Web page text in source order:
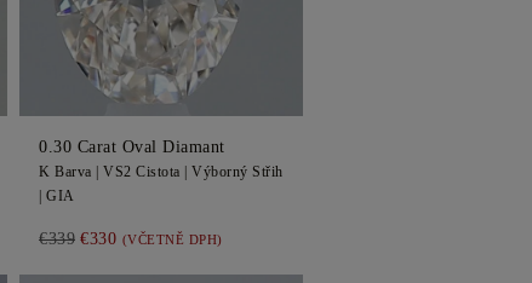
0.30 Carat Oval Diamant
K Barva | VS2 Cistota | Výborný Střih
GIA
€339 €330 (VČETNĚ DPH)